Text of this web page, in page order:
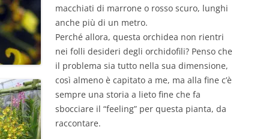
macchiati di marrone o rosso scuro, lunghi
anche più di un metro.
Perché allora, questa orchidea non rientri
nei folli desideri degli orchidofili? Penso che
il problema sia tutto nella sua dimensione,
così almeno è capitato a me, ma alla fine c’è
sempre una storia a lieto fine che fa
sbocciare il “feeling” per questa pianta, da
raccontare.